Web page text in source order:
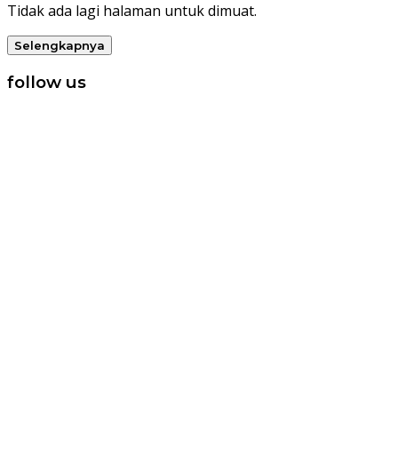
Tidak ada lagi halaman untuk dimuat.
Selengkapnya
follow us